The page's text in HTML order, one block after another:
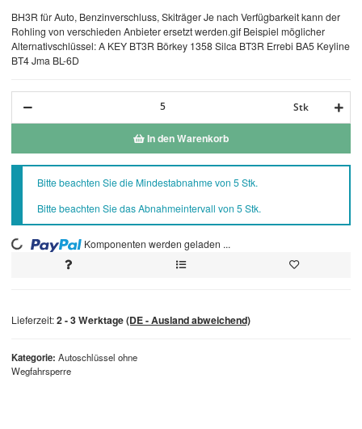
Kategorie Autoschlüssel ohne
Wegfahrsperre
BH3R für Auto, Benzinverschluss, Skiträger Je nach Verfügbarkeit kann der
Rohling von verschieden Anbieter ersetzt werden.gif Beispiel möglicher
Alternativschlüssel: A KEY BT3R Börkey 1358 Silca BT3R Errebi BA5 Keyline
BT4 Jma BL-6D
Stk
In den Warenkorb
xBitte beachten Sie die Mindestabnahme von 5 Stk.
Bitte beachten Sie das Abnahmeintervall von 5 Stk.
Loading... Komponenten werden geladen ...
Lieferzeit:2 - 3 Werktage(DE - Ausland abweichend)